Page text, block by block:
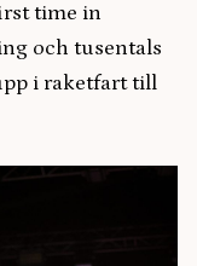
time in
och tusentals
i raketfart till